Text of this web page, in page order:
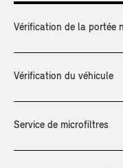
Vérification de la portée
Vérification du véhicule
Service de microfiltres